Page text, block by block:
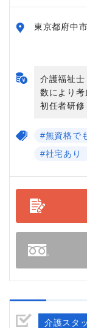
東京都府中
介護福祉
数により考
初任者研
#無資格で
#社宅あり
介護スタ